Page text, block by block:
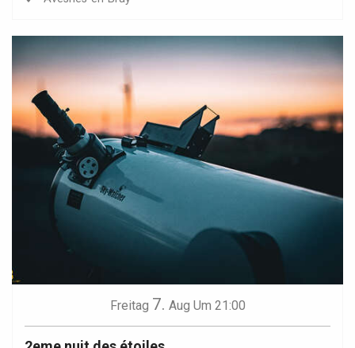
Freitag 7. Aug Um 21:00